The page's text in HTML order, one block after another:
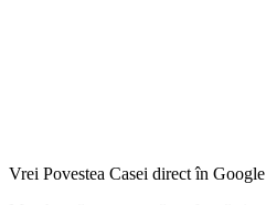
Vrei Povestea Casei direct în